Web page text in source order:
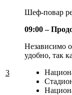
3
Шеф-повар
09:00 –
Независимо
удобно, так